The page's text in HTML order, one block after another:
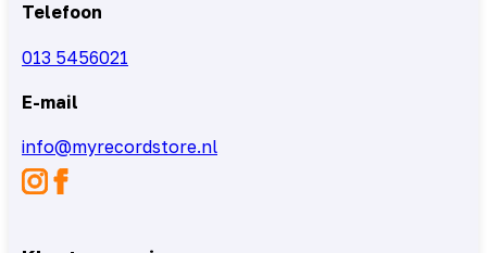
Telefoon
013 5456021
E-mail
info@myrecordstore.nl